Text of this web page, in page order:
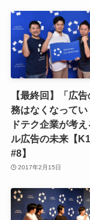
【最終回】「広
務はなくなって
ドテク企業が考
ル広告の未来【
#8】
2017年2月15日